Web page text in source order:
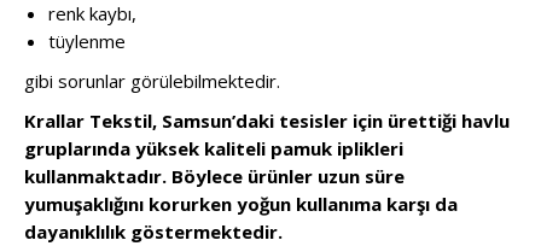
renk kaybı,
tüylenme
gibi sorunlar görülebilmektedir.
Krallar Tekstil, Samsun’daki tesisler için ürettiği havlu
gruplarında yüksek kaliteli pamuk iplikleri
kullanmaktadır. Böylece ürünler uzun süre
yumuşaklığını korurken yoğun kullanıma karşı da
dayanıklılık göstermektedir.